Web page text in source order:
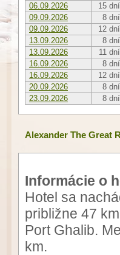
06.09.2026
15 dní
09.09.2026
8 dní
09.09.2026
12 dní
13.09.2026
8 dní
13.09.2026
11 dní
16.09.2026
8 dní
16.09.2026
12 dní
20.09.2026
8 dní
23.09.2026
8 dní
Alexander The Great
Informácie o
Hotel sa
približne 47
Port Ghalib.
km.